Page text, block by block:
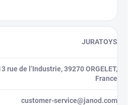
JURATOYS
rue de l’Industrie, 39270 ORGELET,
France
customer-service@janod.com